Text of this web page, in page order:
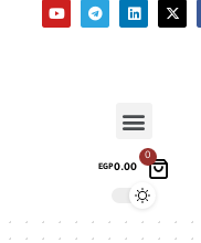
0
EGP0.00